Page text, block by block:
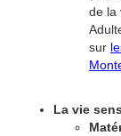
de la
sur
La vie